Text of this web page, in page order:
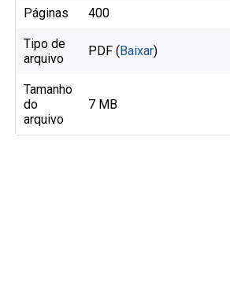
Páginas 400
Tipo de
arquivo
PDF (Baixar)
Tamanho
do
arquivo
7 MB